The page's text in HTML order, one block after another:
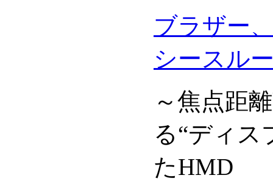
ブラザー
シースル
～焦点距
る“ディス
たHMD